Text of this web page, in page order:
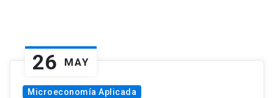
26 MAY
Microeconomía Aplicada